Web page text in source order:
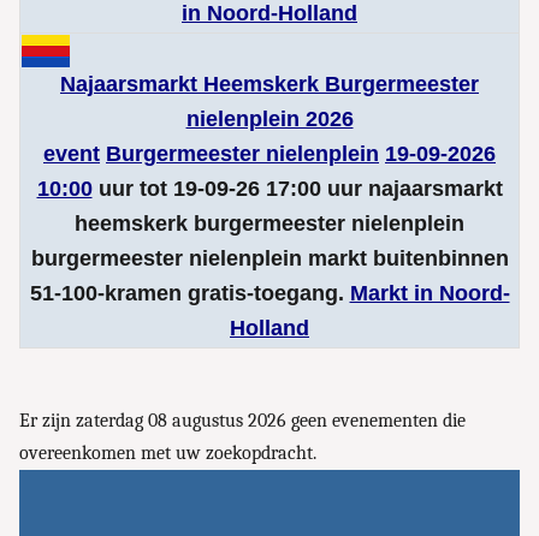
in Noord-Holland
Najaarsmarkt Heemskerk Burgermeester
nielenplein 2026
event Burgermeester nielenplein 19-09-2026
10:00uur tot 19-09-26 17:00 uur najaarsmarkt
heemskerk burgermeester nielenplein
burgermeester nielenplein markt buitenbinnen
51-100-kramen gratis-toegang. Markt in Noord-
Holland
Er zijn zaterdag 08 augustus 2026 geen evenementen die
overeenkomen met uw zoekopdracht.